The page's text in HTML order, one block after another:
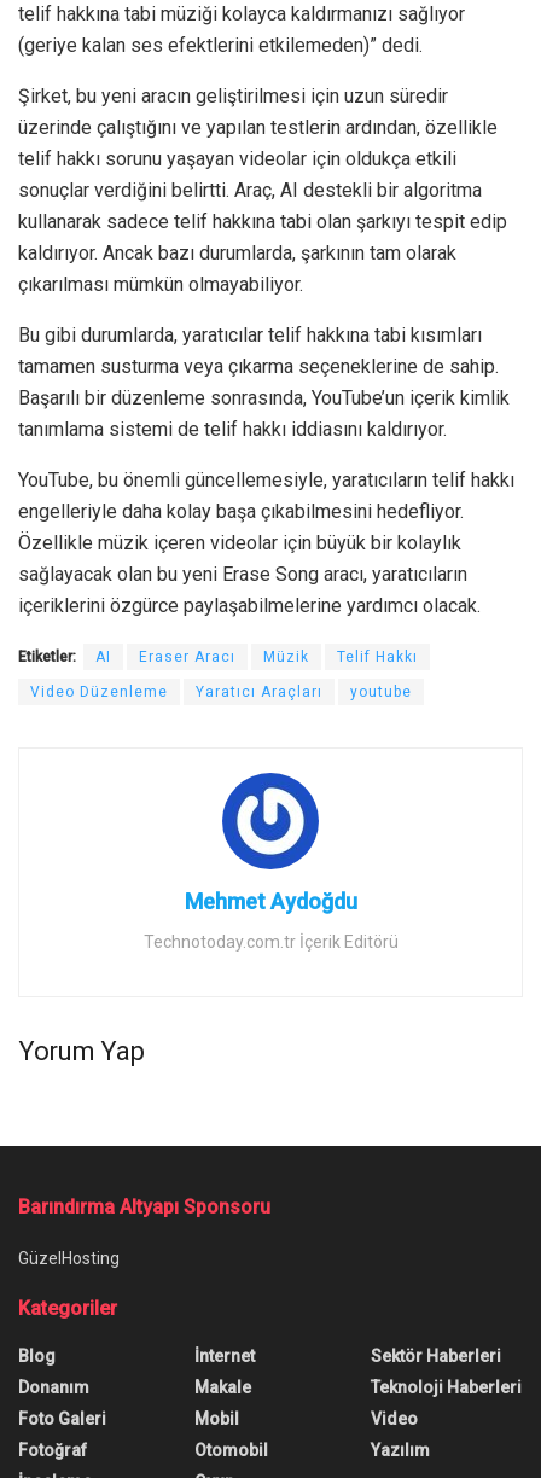
telif hakkına tabi müziği kolayca kaldırmanızı sağlıyor
(geriye kalan ses efektlerini etkilemeden)” dedi.
Şirket, bu yeni aracın geliştirilmesi için uzun süredir
üzerinde çalıştığını ve yapılan testlerin ardından, özellikle
telif hakkı sorunu yaşayan videolar için oldukça etkili
sonuçlar verdiğini belirtti. Araç, AI destekli bir algoritma
kullanarak sadece telif hakkına tabi olan şarkıyı tespit edip
kaldırıyor. Ancak bazı durumlarda, şarkının tam olarak
çıkarılması mümkün olmayabiliyor.
Bu gibi durumlarda, yaratıcılar telif hakkına tabi kısımları
tamamen susturma veya çıkarma seçeneklerine de sahip.
Başarılı bir düzenleme sonrasında, YouTube’un içerik kimlik
tanımlama sistemi de telif hakkı iddiasını kaldırıyor.
YouTube, bu önemli güncellemesiyle, yaratıcıların telif hakkı
engelleriyle daha kolay başa çıkabilmesini hedefliyor.
Özellikle müzik içeren videolar için büyük bir kolaylık
sağlayacak olan bu yeni Erase Song aracı, yaratıcıların
içeriklerini özgürce paylaşabilmelerine yardımcı olacak.
Etiketler: AI Eraser Aracı Müzik Telif Hakkı
Video Düzenleme Yaratıcı Araçları youtube
Mehmet Aydoğdu
Technotoday.com.tr İçerik Editörü
Yorum Yap
Barındırma Altyapı Sponsoru
GüzelHosting
Kategoriler
Blog
Donanım
Foto Galeri
Fotoğraf
İnternet
Makale
Mobil
Otomobil
Sektör Haberleri
Teknoloji Haberleri
Video
Yazılım